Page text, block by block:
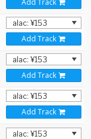
Add Track
Add Track
Add Track
Add Track